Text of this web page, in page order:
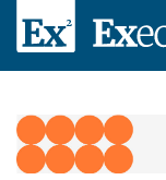
Skip to main